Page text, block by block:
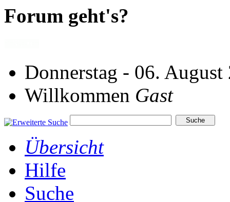
Forum geht's?
Donnerstag - 06.
Willkommen Gast
Übersicht
Hilfe
Suche